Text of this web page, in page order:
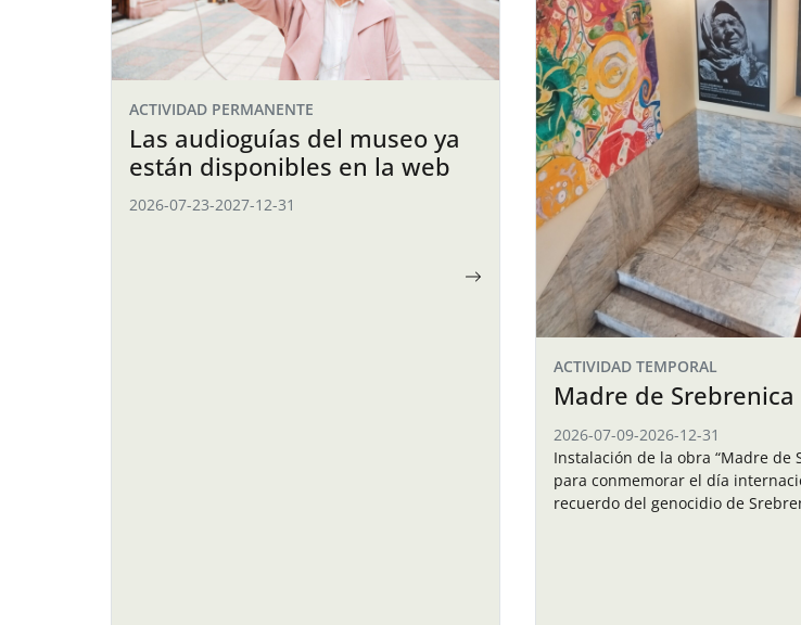
ACTIVIDAD PERMANENTE
Las audioguías del museo ya
están disponibles en la web
2026-07-23-2027-12-31
ACTIVIDAD TEMPORAL
Madre de Srebrenica
2026-07-09-2026-12-31
Instalación de la obra “Madre de
para conmemorar el día
recuerdo del genocidio de